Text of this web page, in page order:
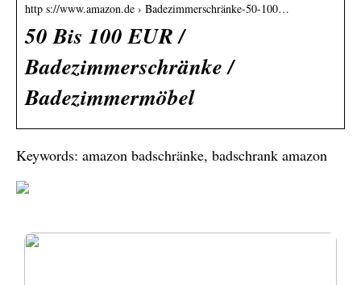
http s://www.amazon.de › Badezimmerschränke-50-100…
50 Bis 100 EUR /
Badezimmerschränke /
Badezimmermöbel
Keywords: amazon badschränke, badschrank amazon